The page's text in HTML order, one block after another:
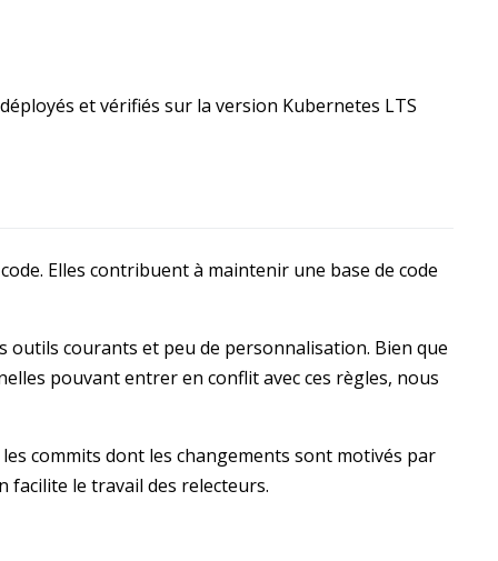
new window)et vérifiés sur la version Kubernetes LTS
Elles contribuent à maintenir une base de code
outils courants et peu de personnalisation. Bien que
pouvant entrer en conflit avec ces règles, nous
commits dont les changements sont motivés par
facilite le travail des relecteurs.